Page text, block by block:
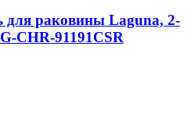
для раковины Laguna, 2-
CHR-91191CSR